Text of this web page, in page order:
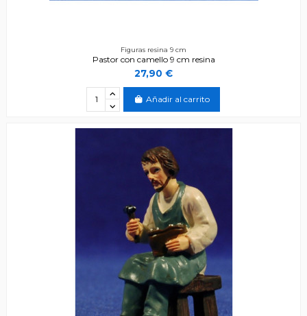
Figuras resina 9 cm
Pastor con camello 9 cm resina
27,90 €
Añadir al carrito